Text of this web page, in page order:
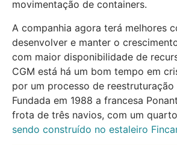
movimentação de containers.
A companhia agora terá melhores
desenvolver e manter o
com maior disponibilidade de
CGM está há um bom tempo em
por um processo de reestruturação
Fundada em 1988 a francesa
frota de três navios, com um
sendo construído no estaleiro